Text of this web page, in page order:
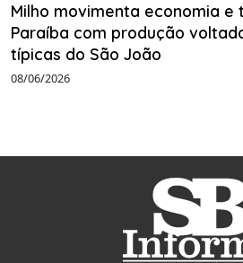
Milho movimenta economia e
Paraíba com produção
típicas do São João
08/06/2026